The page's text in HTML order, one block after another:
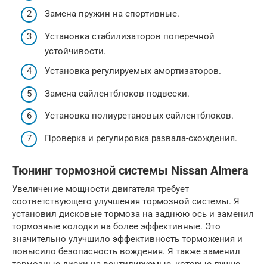
Замена пружин на спортивные.
Установка стабилизаторов поперечной
устойчивости.
Установка регулируемых амортизаторов.
Замена сайлентблоков подвески.
Установка полиуретановых сайлентблоков.
Проверка и регулировка развала-схождения.
Тюнинг тормозной системы Nissan Almera
Увеличение мощности двигателя требует
соответствующего улучшения тормозной системы. Я
установил дисковые тормоза на заднюю ось и заменил
тормозные колодки на более эффективные. Это
значительно улучшило эффективность торможения и
повысило безопасность вождения. Я также заменил